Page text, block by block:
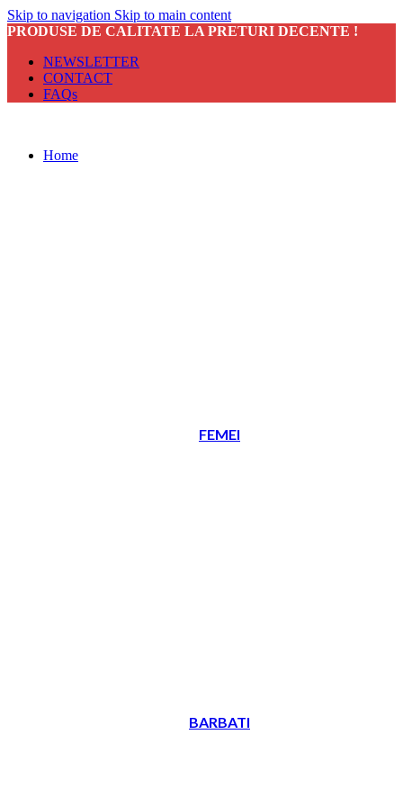
Skip to navigation Skip to main content
PRODUSE DE CALITATE LA PRETURI DECENTE !
NEWSLETTER
CONTACT
FAQs
Home
FEMEI
BARBATI